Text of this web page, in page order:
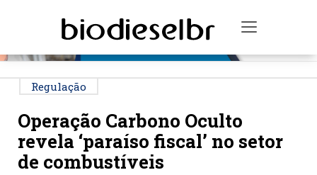
Toggle
Regulação
Operação Carbono Oculto
revela ‘paraíso fiscal’ no setor
de combustíveis